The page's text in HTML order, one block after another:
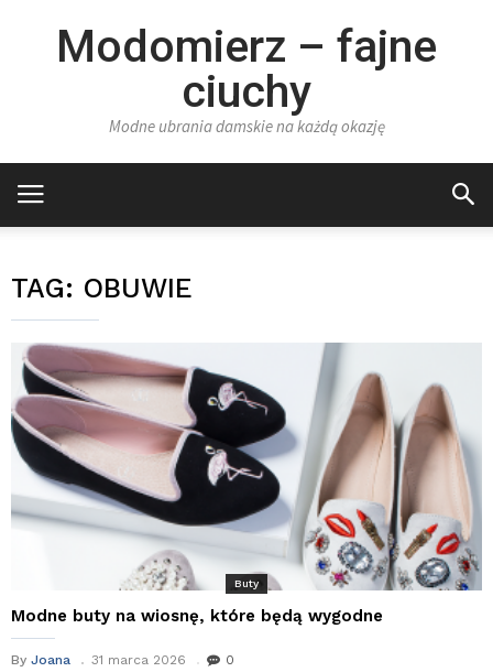
Modomierz – fajne
ciuchy
Modne ubrania damskie na każdą okazję
TAG: OBUWIE
Buty
Modne buty na wiosnę, które będą wygodne
By Joana 31 marca 2026 0